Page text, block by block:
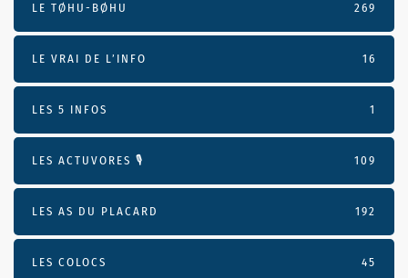
LE TØHU-BØHU 269
LE VRAI DE L’INFO 16
LES 5 INFOS 1
LES ACTUVORES 🎙 109
LES AS DU PLACARD 192
LES COLOCS 45